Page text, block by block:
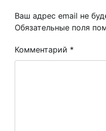
Ваш адрес email не
Обязательные поля
Комментарий *